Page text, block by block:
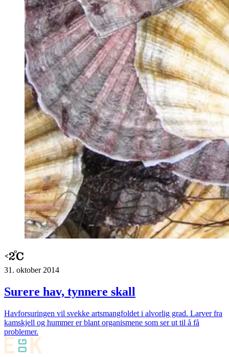
31. oktober 2014
Surere hav, tynnere skall
Havforsuringen vil svekke artsmangfoldet i alvorlig grad. Larver fra
kamskjell og hummer er blant organismene som ser ut til å få
problemer.